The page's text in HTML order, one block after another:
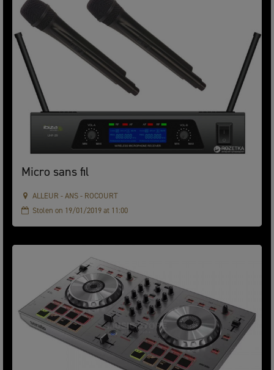
Micro sans fil
ALLEUR - ANS - ROCOURT
Stolen on 19/01/2019 at 11:00